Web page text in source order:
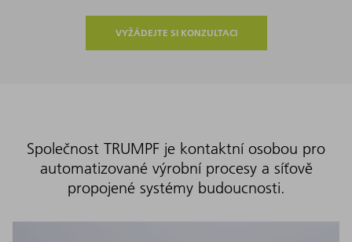
VYŽÁDEJTE SI KONZULTACI
Společnost TRUMPF je kontaktní osobou pro
automatizované výrobní procesy a síťově
propojené systémy budoucnosti.